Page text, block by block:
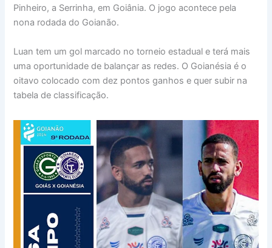
Pinheiro, a Serrinha, em Goiânia. O jogo acontece pela
nona rodada do Goianão.
Luan tem um gol marcado no torneio estadual e terá mais
uma oportunidade de balançar as redes. O Goianésia é o
oitavo colocado com dez pontos ganhos e quer subir na
tabela de classificação.